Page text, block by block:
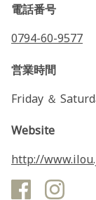
電話番号
0794-60-9577
営業時間
Friday ＆
Website
http://